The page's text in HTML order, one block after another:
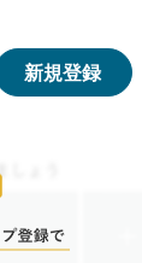
新規登録